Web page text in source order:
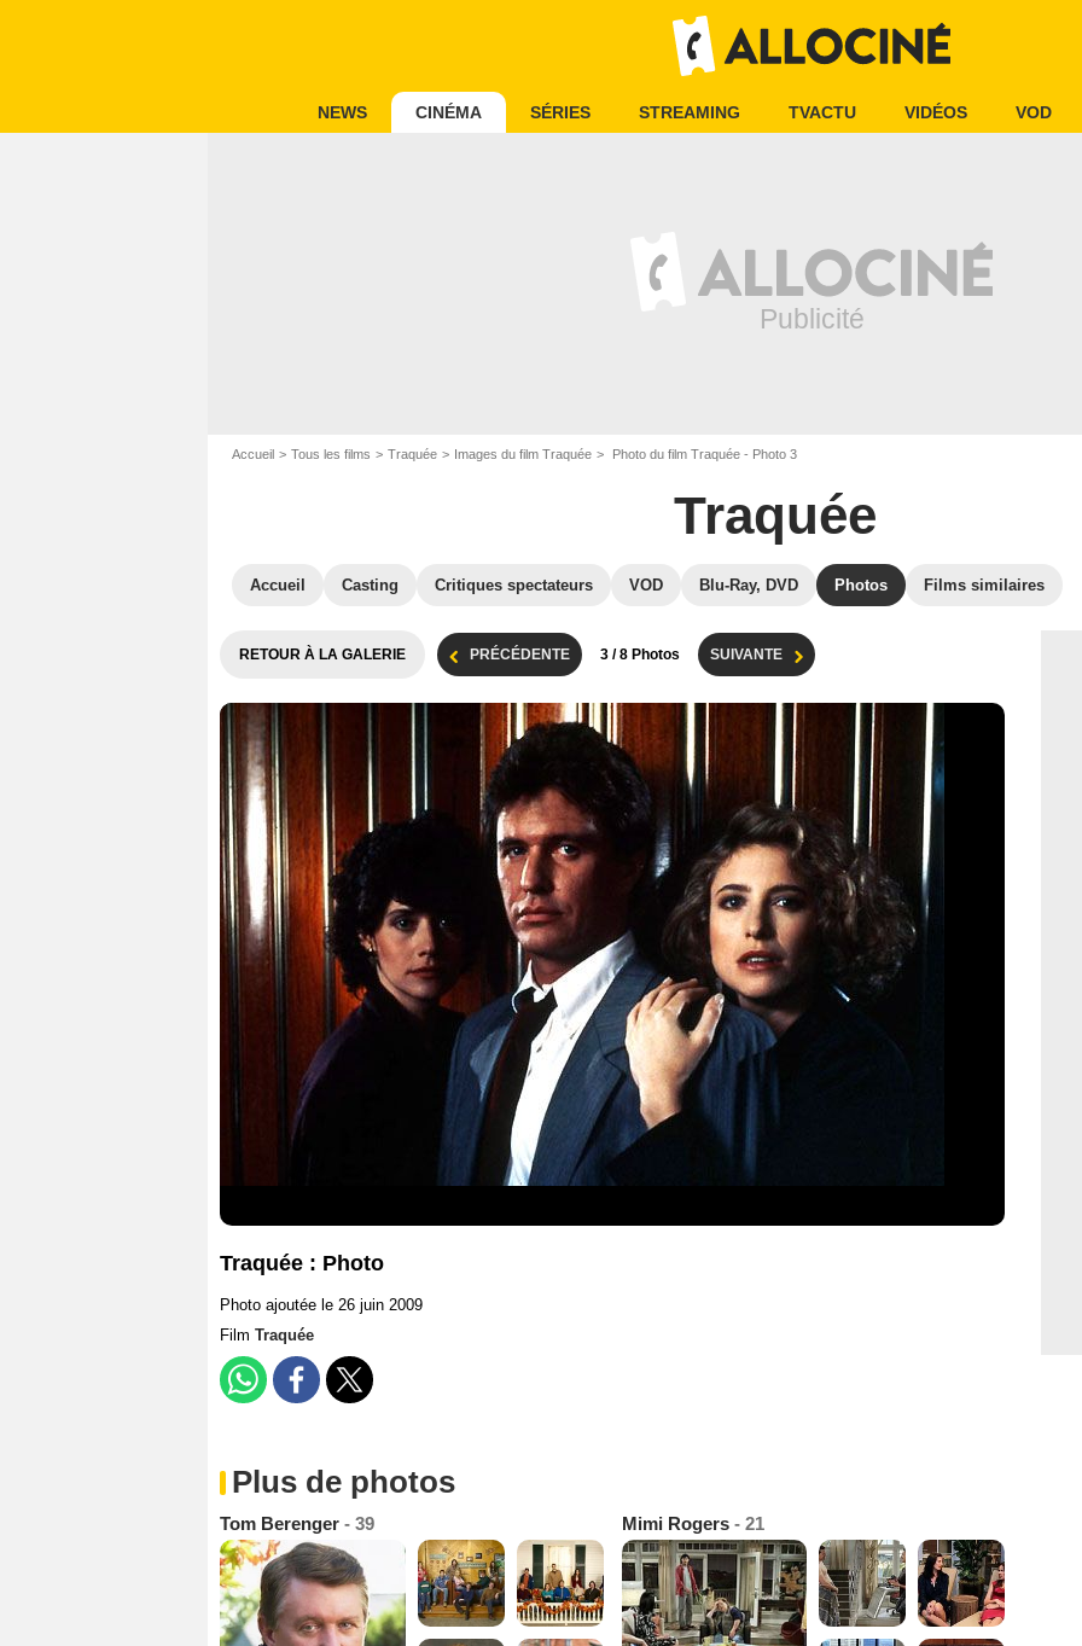
NEWS CINÉMA SÉRIES STREAMING TVACTU VIDÉOS VOD
Accueil Tous les films Traquée Images du film Traquée Photo du film Traquée - Photo 3
Traquée
Accueil Casting Critiques spectateurs VOD Blu-Ray, DVD Photos Films similaires
RETOUR À LA GALERIE PRÉCÉDENTE 3 / 8 Photos SUIVANTE
Traquée : Photo
Photo ajoutée le 26 juin 2009
Film Traquée
Plus de photos
Tom Berenger - 39 Mimi Rogers - 21